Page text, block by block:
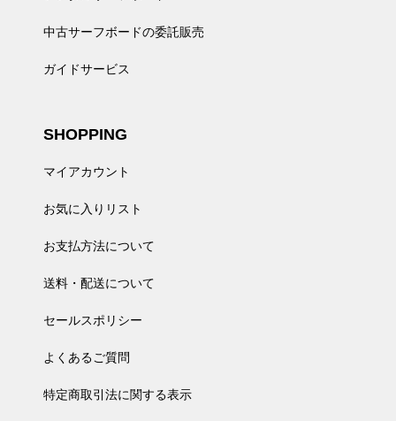
中古サーフボードの委託販売
ガイドサービス
SHOPPING
マイアカウント
お気に入りリスト
お支払方法について
送料・配送について
セールスポリシー
よくあるご質問
特定商取引法に関する表示